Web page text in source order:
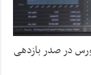
در صدر بازدهی